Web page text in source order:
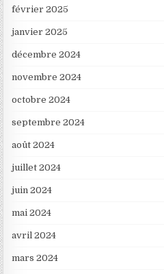
février 2025
janvier 2025
décembre 2024
novembre 2024
octobre 2024
septembre 2024
août 2024
juillet 2024
juin 2024
mai 2024
avril 2024
mars 2024